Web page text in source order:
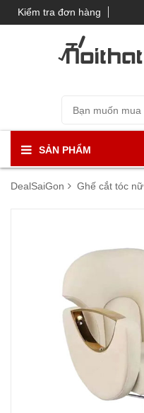
Kiểm tra đơn hàng
SẢN PHẨM
DealSaiGon Ghế cắt tóc nữ